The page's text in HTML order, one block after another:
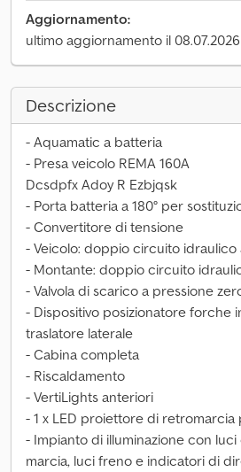
Aggiornamento:
ultimo aggiornamento il 08.07.2026
Descrizione
- Aquamatic a batteria
- Presa veicolo REMA 160A
Dcsdpfx Adoy R Ezbjqsk
- Porta batteria a 180° per
- Convertitore di tensione
- Veicolo: doppio circuito idraulico
- Montante: doppio circuito
- Valvola di scarico a pressione
- Dispositivo posizionatore forche
traslatore laterale
- Cabina completa
- Riscaldamento
- VertiLights anteriori
- 1 x LED proiettore di
- Impianto di illuminazione con
marcia, luci freno e indicatori di